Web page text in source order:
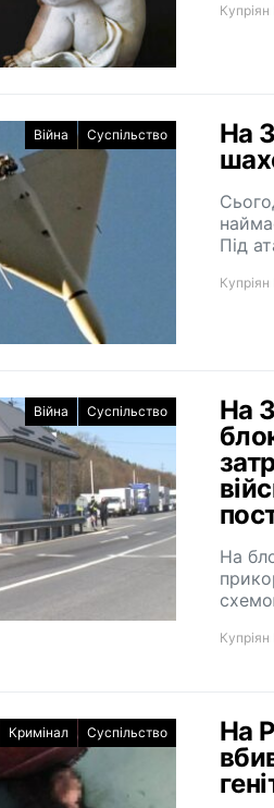
Війна Суспільство
На
Під
Війна Суспільство
На
На
Кримінал Суспільство
На